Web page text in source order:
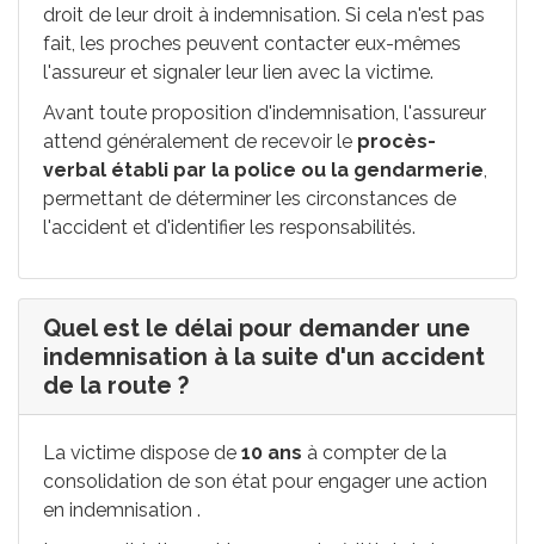
droit de leur droit à indemnisation. Si cela n'est pas
fait, les proches peuvent contacter eux-mêmes
l'assureur et signaler leur lien avec la victime.
Avant toute proposition d'indemnisation, l'assureur
attend généralement de recevoir le procès-
verbal établi par la police ou la gendarmerie,
permettant de déterminer les circonstances de
l'accident et d'identifier les responsabilités.
Quel est le délai pour demander une
indemnisation à la suite d'un accident
de la route ?
La victime dispose de 10 ans à compter de la
consolidation de son état pour engager une action
en indemnisation .